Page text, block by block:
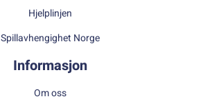
Hjelplinjen
Spillavhengighet Norge
Informasjon
Om oss